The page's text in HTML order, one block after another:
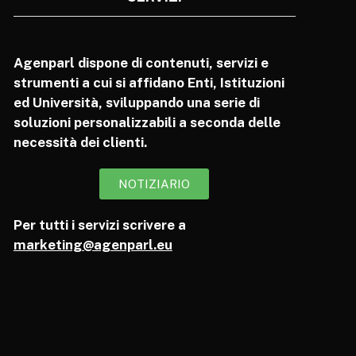
Agenparl dispone di contenuti, servizi e
strumenti a cui si affidano Enti, Istituzioni
ed Università, sviluppando una serie di
soluzioni personalizzabili a seconda delle
necessità dei clienti.
NOTIZIARIO
Per tutti i servizi scrivere a
marketing@agenparl.eu